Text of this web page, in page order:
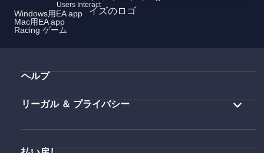
Users Interact
Windows用EA app
Mac用EA app
Racing ゲーム
ヘルプ
リーガル ＆ プライバシー